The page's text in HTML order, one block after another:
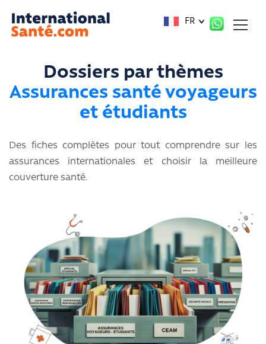
FR
Dossiers par thèmes
Assurances santé voyageurs
et étudiants
Des fiches complètes pour tout comprendre sur les
assurances internationales et choisir la meilleure
couverture santé.